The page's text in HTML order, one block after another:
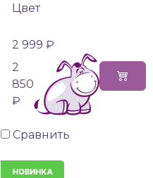
Цвет
2 999 ₽
2
850
₽
Сравнить